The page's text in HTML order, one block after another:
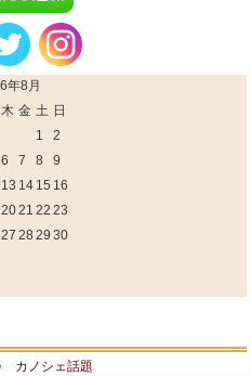
年8月
木 金 土 日
1
2
6 7 8
9
13 14 15 16
2021 22 23
27 28 29 30
カノシェ話題